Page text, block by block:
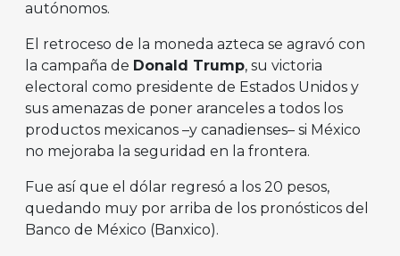
autónomos.
El retroceso de la moneda azteca se agravó con
la campaña de Donald Trump, su victoria
electoral como presidente de Estados Unidos y
sus amenazas de poner aranceles a todos los
productos mexicanos –y canadienses– si México
no mejoraba la seguridad en la frontera.
Fue así que el dólar regresó a los 20 pesos,
quedando muy por arriba de los pronósticos del
Banco de México (Banxico).